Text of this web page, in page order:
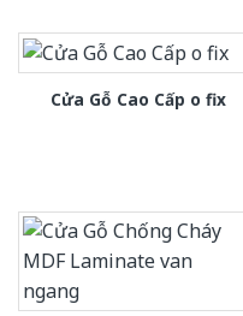
Cửa Gỗ Cao Cấp o fix